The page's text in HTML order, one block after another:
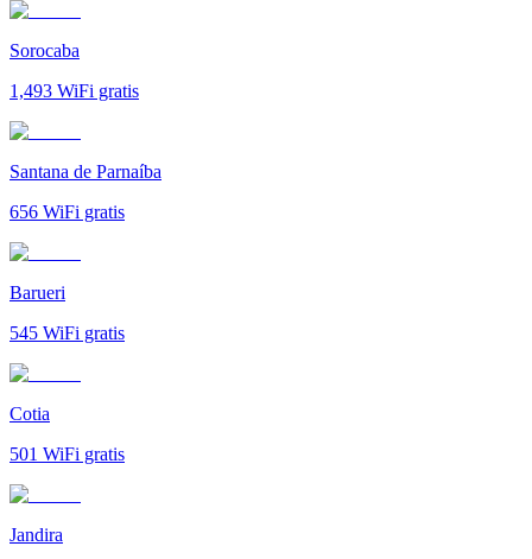
Sorocaba
1,493 WiFi gratis
Santana de Parnaíba
656 WiFi gratis
Barueri
545 WiFi gratis
Cotia
501 WiFi gratis
Jandira